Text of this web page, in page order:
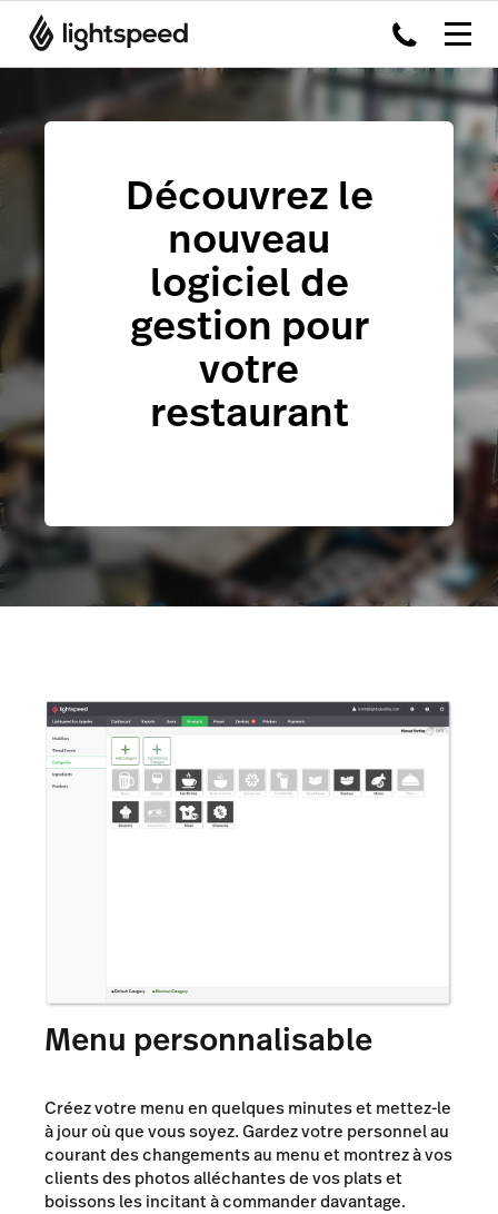
Découvrez le
nouveau
logiciel de
gestion pour
votre
restaurant
Menu personnalisable
Créez votre menu en quelques minutes et mettez-le
à jour où que vous soyez. Gardez votre personnel au
courant des changements au menu et montrez à vos
clients des photos alléchantes de vos plats et
boissons les incitant à commander davantage.